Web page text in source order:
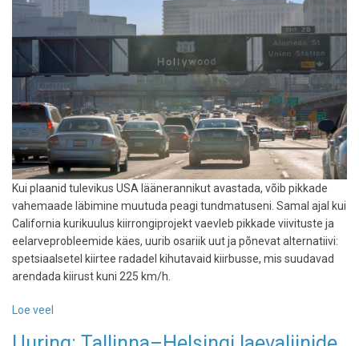
Kui plaanid tulevikus USA läänerannikut avastada, võib pikkade
vahemaade läbimine muutuda peagi tundmatuseni. Samal ajal kui
California kurikuulus kiirrongiprojekt vaevleb pikkade viivituste ja
eelarveprobleemide käes, uurib osariik uut ja põnevat alternatiivi:
spetsiaalsetel kiirtee radadel kihutavaid kiirbusse, mis suudavad
arendada kiirust kuni 225 km/h.
Loe veel